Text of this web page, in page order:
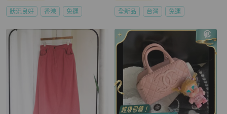
狀況良好 香港 免運 全新品 台灣 免運